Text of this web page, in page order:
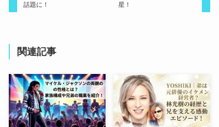
話題に！
星！
関連記事